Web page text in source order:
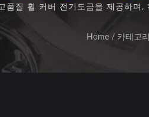
품질 휠 커버 전기도금을 제공하
Home / 카테고리